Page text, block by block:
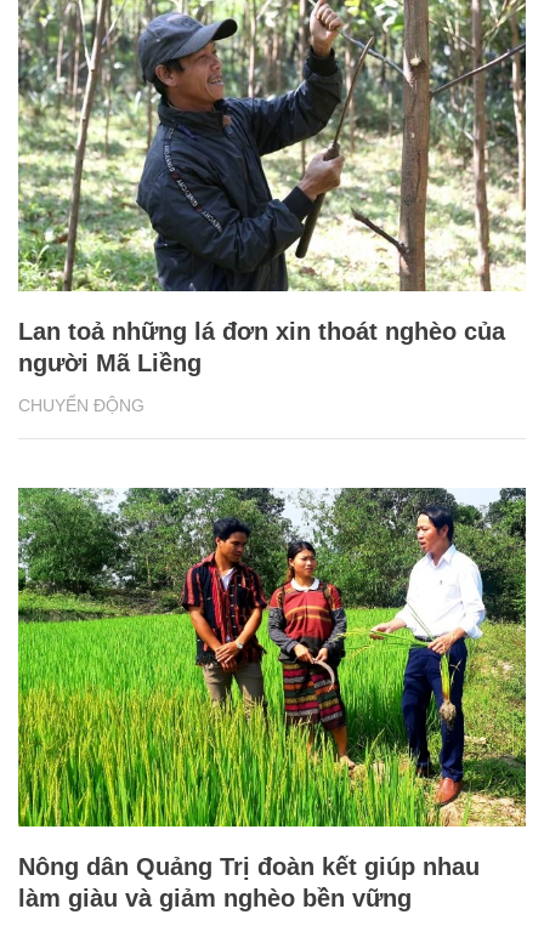
CHUYỂN ĐỘNG
Lan toả những lá đơn xin thoát nghèo của
người Mã Liềng
Nông dân Quảng Trị đoàn kết giúp nhau
làm giàu và giảm nghèo bền vững